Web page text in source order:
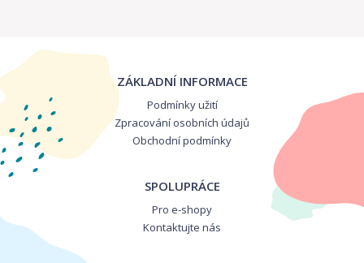
ZÁKLADNÍ INFORMACE
Podmínky užití
Zpracování osobních údajů
Obchodní podmínky
SPOLUPRÁCE
Pro e-shopy
Kontaktujte nás